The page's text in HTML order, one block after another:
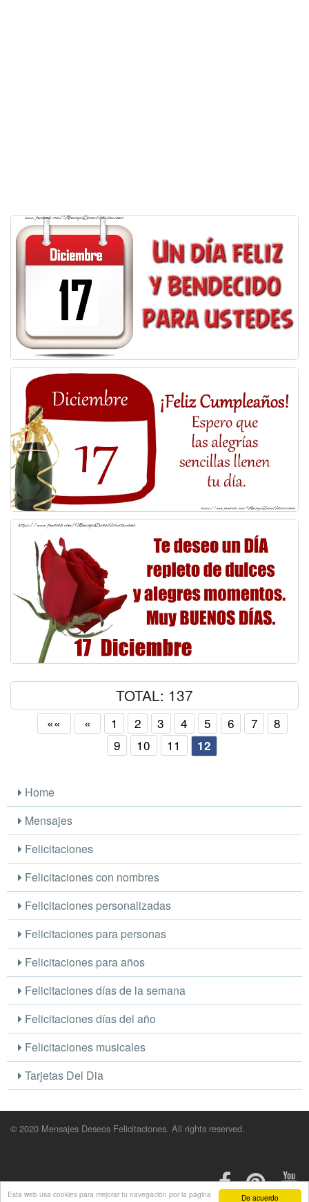
De acuerdo
Esta web usa cookies para mejorar tu navegación por la página
TOTAL: 137
«« « 1 2 3 4 5 6 7
8
9
10 11 12
Home
Mensajes
Felicitaciones
Felicitaciones con nombres
Felicitaciones personalizadas
Felicitaciones para personas
Felicitaciones para años
Felicitaciones días de la semana
Felicitaciones días del año
Felicitaciones musicales
Tarjetas Del Dia
© 2020 Mensajes Deseos Felicitaciones. All rights reserved.